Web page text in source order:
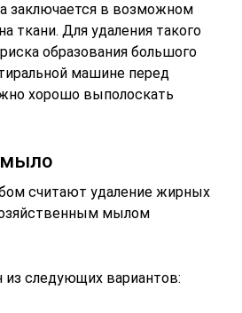
заключается в возможном
ткани. Для удаления такого
образования большого
машине перед
хорошо выполоскать
мыло
считают удаление жирных
мылом
следующих вариантов: